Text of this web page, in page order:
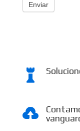
Enviar

